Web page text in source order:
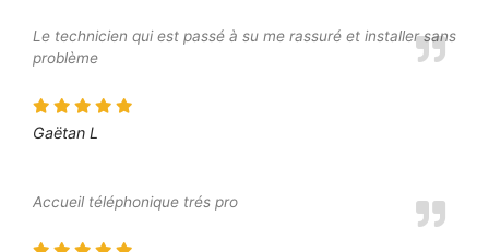
Le technicien qui est passé à su me rassuré et installer sans
problème
Gaëtan L
Accueil téléphonique trés pro